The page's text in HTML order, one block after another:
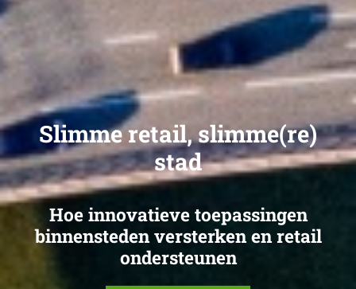
Slimme retail, slimme(re)
stad
Hoe innovatieve toepassingen
binnensteden versterken en retail
ondersteunen